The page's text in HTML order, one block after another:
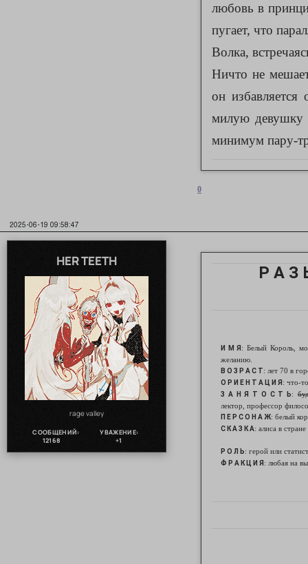
любовь в
пугает, что
Волка,
Ничто не
он
милую девушку
минимум пару-
0
2025-06-19 09:58:47
HER TEETH
rage valley
СООБЩЕНИЙ:
12168
УВАЖЕНИЕ:
+1
Р А З
И М Я : Белый Король,
желанию.
В О З Р А С Т: лет 70 в
О Р И Е Н Т А Ц И Я : что-
З А Н Я Т О С Т Ь:
лектор, профессор
П Е Р С О Н А Ж: белый
С К А З К А: алиса в
Р О Л Ь: герой или
Ф Р А К Ц И Я : любая на